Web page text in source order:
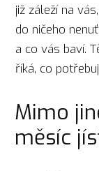
již záleží na
do ničeho
a co vás baví.
říká, co
Mimo
měsíc